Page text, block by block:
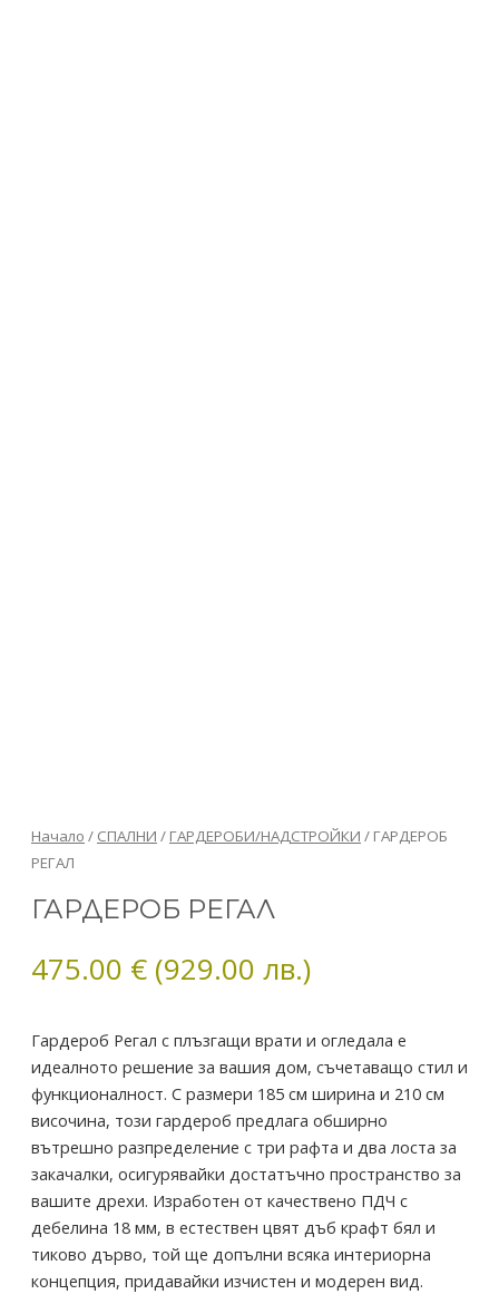
Начало / СПАЛНИ / ГАРДЕРОБИ/НАДСТРОЙКИ / ГАРДЕРОБ
РЕГАЛ
ГАРДЕРОБ РЕГАЛ
475.00 € (929.00 лв.)
Гардероб Регал с плъзгащи врати и огледала е
идеалното решение за вашия дом, съчетаващо стил и
функционалност. С размери 185 см ширина и 210 см
височина, този гардероб предлага обширно
вътрешно разпределение с три рафта и два лоста за
закачалки, осигурявайки достатъчно пространство за
вашите дрехи. Изработен от качествено ПДЧ с
дебелина 18 мм, в естествен цвят дъб крафт бял и
тиково дърво, той ще допълни всяка интериорна
концепция, придавайки изчистен и модерен вид.
количество
за
РЕГАЛ